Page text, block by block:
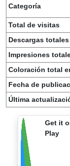
Categoría
Total de visitas
Descargas
Impresiones
Coloración total
Fecha de
Última
Get it
Play